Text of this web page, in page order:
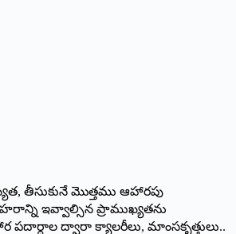
తీసుకునే మొత్తము ఆహారపు
ఇవ్వాల్సిన ప్రాముఖ్యతను
ద్వారా క్యాలరీలు, మాంసకృత్తులు..